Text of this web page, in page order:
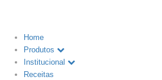
Home
Produtos
Institucional
Receitas